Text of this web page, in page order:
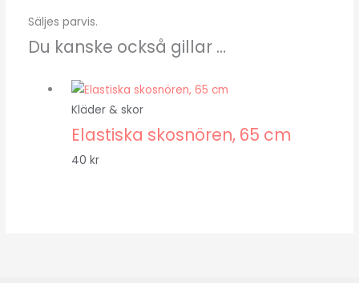
Säljes parvis.
Du kanske också gillar …
Kläder & skor
Elastiska skosnören, 65 cm
40kr